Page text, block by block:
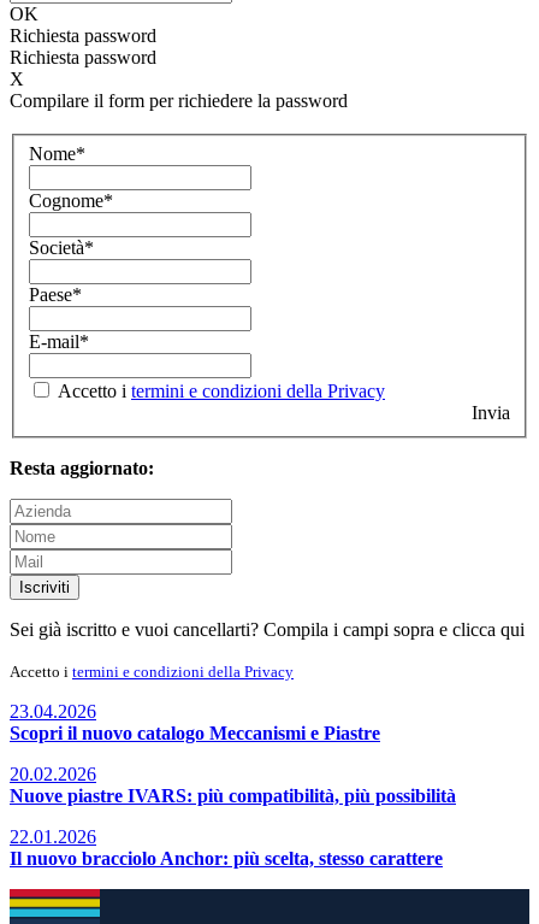
OK
Richiesta password
Richiesta password
X
Compilare il form per richiedere la password
Nome*
Cognome*
Società*
Paese*
E-mail*
Accetto i termini e condizioni della Privacy
Invia
Resta aggiornato:
Iscriviti
Sei già iscritto e vuoi cancellarti? Compila i campi sopra e clicca qui
Accetto i termini e condizioni della Privacy
23.04.2026
Scopri il nuovo catalogo Meccanismi e Piastre
20.02.2026
Nuove piastre IVARS: più compatibilità, più possibilità
22.01.2026
Il nuovo bracciolo Anchor: più scelta, stesso carattere